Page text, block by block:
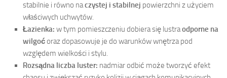
stabilnie i równo naczystej i stabilnej powierzchni z użyciem
właściwych uchwytów.
Łazienka: w tym pomieszczeniu dobiera się lustraodporne na
wilgoćoraz dopasowuje je do warunków wnętrza pod
względem wielkości i stylu.
Rozsądna liczba luster: nadmiar odbić może tworzyć efekt